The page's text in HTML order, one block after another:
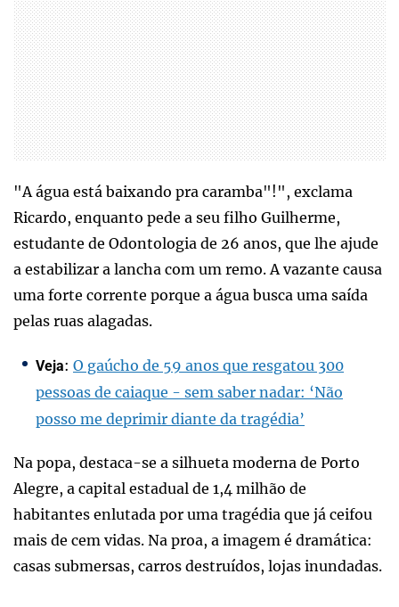
"A água está baixando pra caramba"!", exclama
Ricardo, enquanto pede a seu filho Guilherme,
estudante de Odontologia de 26 anos, que lhe ajude
a estabilizar a lancha com um remo. A vazante causa
uma forte corrente porque a água busca uma saída
pelas ruas alagadas.
Veja: O gaúcho de 59 anos que resgatou 300
pessoas de caiaque - sem saber nadar: ‘Não
posso me deprimir diante da tragédia’
Na popa, destaca-se a silhueta moderna de Porto
Alegre, a capital estadual de 1,4 milhão de
habitantes enlutada por uma tragédia que já ceifou
mais de cem vidas. Na proa, a imagem é dramática:
casas submersas, carros destruídos, lojas inundadas.